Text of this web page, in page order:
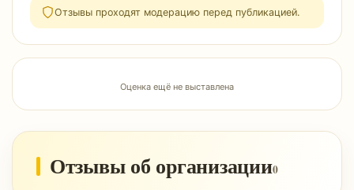
Отзывы проходят модерацию перед публикацией.
Оценка ещё не выставлена
Отзывы об организации0